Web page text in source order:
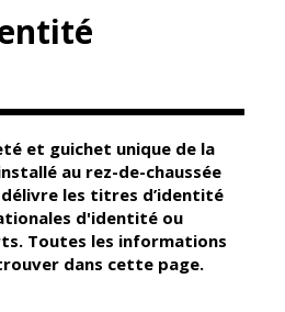
Guichet unique
Petite enfance
Relais petite
enfance
et guichet unique de la
au rez-de-chaussée
les titres d’identité
d'identité ou
Toutes les informations
dans cette page.